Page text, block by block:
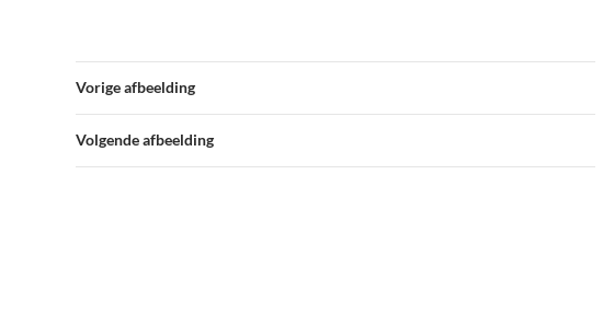
Vorige afbeelding
Volgende afbeelding